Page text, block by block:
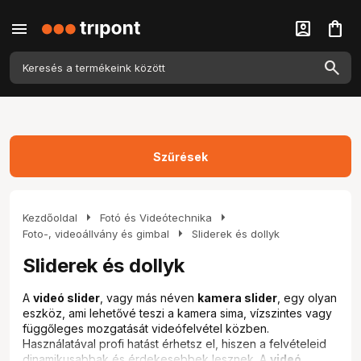
menu account_box shopping_bag
Kezdőoldal arrow_right Fotó és Videótechnika arrow_right
Foto-, videoállvány és gimbal arrow_right Sliderek és dollyk
Sliderek és dollyk
A videó slider , vagy más néven kamera slider , egy olyan
eszköz, ami lehetővé teszi a kamera sima, vízszintes vagy
függőleges mozgatását videófelvétel közben.
Használatával profi hatást érhetsz el, hiszen a felvételeid
Szűrések